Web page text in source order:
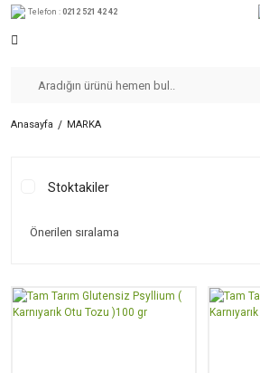
Telefon : 0212 521 42 42
Anasayfa MARKA
Stoktakiler